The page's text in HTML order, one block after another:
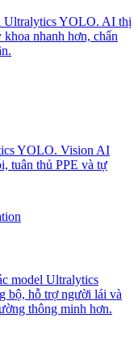
Ultralytics YOLO. AI thị
nhanh hơn, chẩn
YOLO. Vision AI
tuân thủ PPE và tự
model Ultralytics
bộ, hỗ trợ người lái và
thông minh hơn.